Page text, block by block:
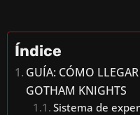
Índice
GUÍA: CÓMO
GOTHAM KNIGHTS
Sistema de